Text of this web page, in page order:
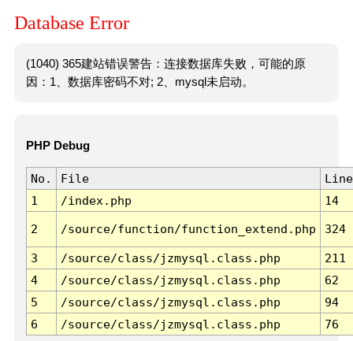
Database Error
(1040) 365建站错误警告：连接数据库失败，可能的原
因：1、数据库密码不对; 2、mysql未启动。
PHP Debug
No. File
Line
1
/index.php 14
2 /source/function/function_extend.php 324
3 /source/class/jzmysql.class.php
211
4
/source/class/jzmysql.class.php
62
5
/source/class/jzmysql.class.php
94
6
/source/class/jzmysql.class.php 76